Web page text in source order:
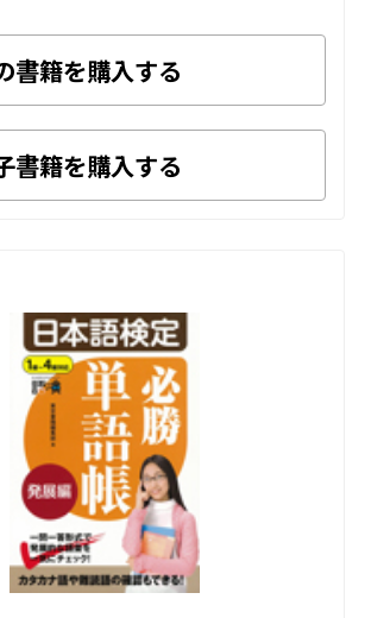
書籍を購入する
書籍を購入する